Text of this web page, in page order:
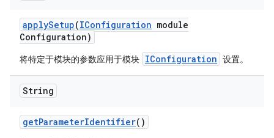
applySetup(IConfiguration module
Configuration)
将特定于模块的参数应用于模块 IConfiguration 设置。
String
getParameterIdentifier()